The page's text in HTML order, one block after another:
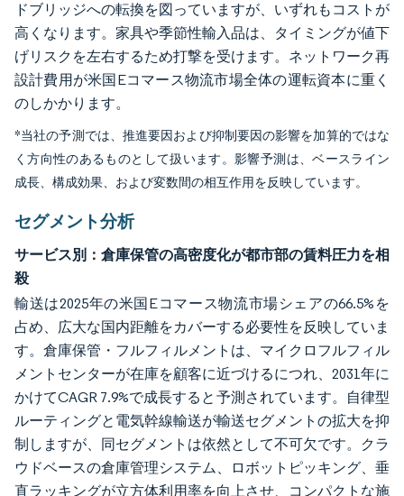
ドブリッジへの転換を図っていますが、いずれもコストが
高くなります。家具や季節性輸入品は、タイミングが値下
げリスクを左右するため打撃を受けます。ネットワーク再
設計費用が米国Eコマース物流市場全体の運転資本に重く
のしかかります。
*当社の予測では、推進要因および抑制要因の影響を加算的ではな
く方向性のあるものとして扱います。影響予測は、ベースライン
成長、構成効果、および変数間の相互作用を反映しています。
セグメント分析
サービス別：倉庫保管の高密度化が都市部の賃料圧力を相
殺
輸送は2025年の米国Eコマース物流市場シェアの66.5%を
占め、広大な国内距離をカバーする必要性を反映していま
す。倉庫保管・フルフィルメントは、マイクロフルフィル
メントセンターが在庫を顧客に近づけるにつれ、2031年に
かけてCAGR 7.9%で成長すると予測されています。自律型
ルーティングと電気幹線輸送が輸送セグメントの拡大を抑
制しますが、同セグメントは依然として不可欠です。クラ
ウドベースの倉庫管理システム、ロボットピッキング、垂
直ラッキングが立方体利用率を向上させ、コンパクトな施